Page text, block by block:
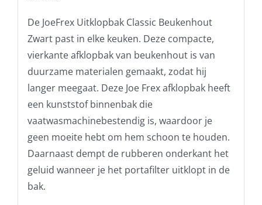
De JoeFrex Uitklopbak Classic Beukenhout
Zwart past in elke keuken. Deze compacte,
vierkante afklopbak van beukenhout is van
duurzame materialen gemaakt, zodat hij
langer meegaat. Deze Joe Frex afklopbak heeft
een kunststof binnenbak die
vaatwasmachinebestendig is, waardoor je
geen moeite hebt om hem schoon te houden.
Daarnaast dempt de rubberen onderkant het
geluid wanneer je het portafilter uitklopt in de
bak.